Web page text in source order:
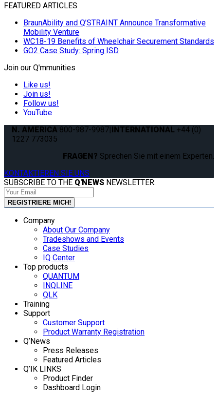
FEATURED ARTICLES
BraunAbility and Q’STRAINT Announce Transformative
Mobility Venture
WC18-19 Benefits of Wheelchair Securement Standards
GO2 Case Study: Spring ISD
Join our Q'mmunities
Like us!
Join us!
Follow us!
YouTube
N. AMERICA 800-987-9987|INTERNATIONAL +44 (0)
1227 773035
FRAGEN? Sprechen Sie mit einem Experten.
KONTAKTIEREN SIE UNS
SUBSCRIBE TO THE Q'NEWS NEWSLETTER:
Company
About Our Company
Tradeshows and Events
Case Studies
IQ Center
Top products
QUANTUM
INQLINE
QLK
Training
Support
Customer Support
Product Warranty Registration
Q’News
Press Releases
Featured Articles
Q’IK LINKS
Product Finder
Dashboard Login